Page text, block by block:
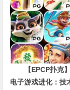
【EPCP扑克
电子游戏进化：技